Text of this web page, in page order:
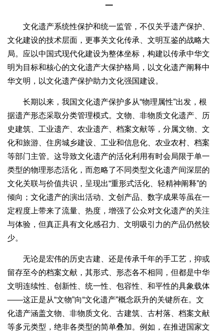
一
文化遗产系统性保护和统一监管，不仅关乎遗产保护、
文化建设的技术层面，更事关文化传承、文明互鉴的战略大
局。应以中国式现代化建设为整体坐标，构建以传承中华文
明为目标和核心的文化遗产大保护格局，以文化遗产阐释中
华文明，以文化遗产保护助力文化强国建设。
长期以来，我国文化遗产保护多从“物理属性”出发，根
据遗产形态采取分类管理模式。文物、非物质文化遗产、历
史建筑、工业遗产、农业遗产、档案文献等，分属文物、文
化和旅游、住房城乡建设、工业和信息化、农业农村、档案
等部门主管。这导致文化遗产的活化利用有时会局限于单一
类型的物理形态活化，而忽略了不同类型文化遗产间深层的
文化关联与价值共识，呈现出“重形式活化、轻精神阐释”的
倾向；文化遗产的演出活动、文创产品、数字成果等虽在一
定程度上带来了流量、热度，增强了公众对文化遗产的关注
与体验，但真正具有文化感召力、文明吸引力的产品仍然较
少。
无论是宏伟的历史古建、还是传承千年的手工艺，抑或
留存至今的档案文献，其形式、形态各不相同，但都是中华
文明连续性、创新性、统一性、包容性、和平性的具象载体
——这正是从“文物”向“文化遗产”概念跃升的关键所在。文
化遗产涵盖文物、非物质文化、古建筑、古村落、档案文献
等多元类型，绝非各类型的简单叠加。例如，在推进国家文